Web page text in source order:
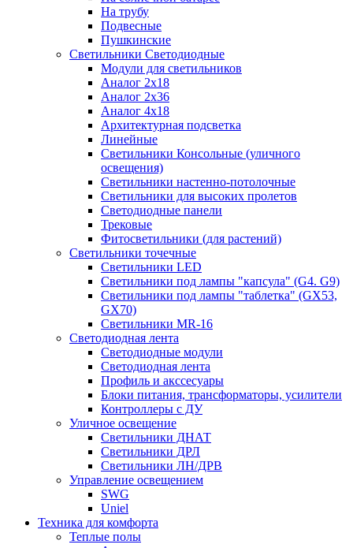
На трубу
Подвесные
Пушкинские
Светильники Светодиодные
Модули для светильников
Аналог 2х18
Аналог 2х36
Аналог 4х18
Архитектурная подсветка
Линейные
Светильники Консольные (уличного
освещения)
Светильники настенно-потолочные
Светильники для высоких пролетов
Светодиодные панели
Трековые
Фитосветильники (для растений)
Светильники точечные
Светильники LED
Светильники под лампы "капсула" (G4. G9)
Светильники под лампы "таблетка" (GX53,
GX70)
Светильники MR-16
Светодиодная лента
Светодиодные модули
Светодиодная лента
Профиль и акссесуары
Блоки питания, трансформаторы, усилители
Контроллеры с ДУ
Уличное освещение
Светильники ДНАТ
Светильники ДРЛ
Светильники ЛН/ДРВ
Управление освещением
SWG
Uniel
Техника для комфорта
Теплые полы